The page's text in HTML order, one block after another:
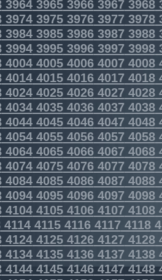
39643965396639673968
39743975397639773978
39843985398639873988
39943995399639973998
40044005400640074008
4014401540164017 4018
4024402540264027 4028
4034403540364037 4038
4044404540464047 4048
4054405540564057 4058
4064406540664067 4068
4074407540764077 4078
4084408540864087 4088
4094409540964097 4098
4104410541064107 4108
4114411541164117 4118
4124412541264127 4128
4134413541364137 4138
41444145414641474148